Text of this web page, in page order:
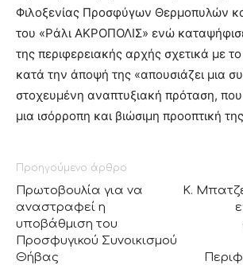
Φιλοξενίας Προσφύγων Θερμοπυλών
του «Ράλι ΑΚΡΟΠΟΛΙΣ» ενώ
της περιφερειακής αρχής σχετικά με
κατά την άποψή της «απουσιάζει μια
στοχευμένη αναπτυξιακή πρόταση,
μια ισόρροπη και βιώσιμη προοπτική
Προηγούμενο άρθρο
Πρωτοβουλία για να
αναστραφεί η
υποβάθμιση του
Προσφυγικού Συνοικισμού
Θήβας
Κ.